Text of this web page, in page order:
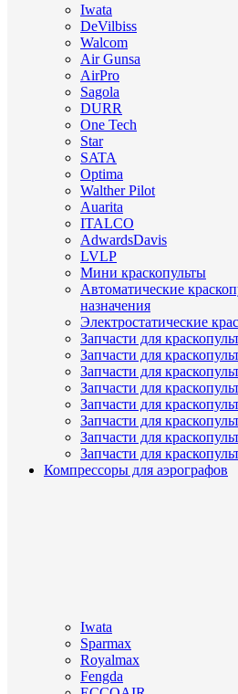
Iwata
DeVilbiss
Walcom
Air Gunsa
AirPro
Sagola
DURR
One Tech
Star
SATA
Optima
Walther Pilot
Auarita
ITALCO
AdwardsDavis
LVLP
Мини краскопульты
Автоматические
назначения
Электростатические
Запчасти для
Запчасти для
Запчасти для
Запчасти для
Запчасти для
Запчасти для
Запчасти для
Запчасти для
Компрессоры для аэрографов
Iwata
Sparmax
Royalmax
Fengda